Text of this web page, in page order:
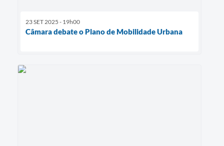
23 SET 2025 - 19h00
Câmara debate o Plano de Mobilidade Urbana